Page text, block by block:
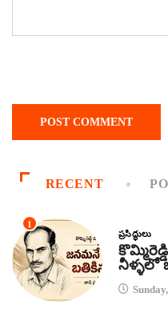
RECENT
1
ప్రసిద్ధులు
నీళ్ళలో